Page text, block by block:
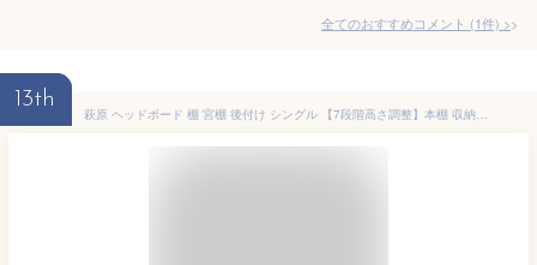
全てのおすすめコメント (1件) >
13th
萩原 ヘッドボード 棚 宮棚 後付け シングル 【7段階高さ調整】本棚 収納 薄型 小さめ 1500W 2口 コンセント 幅 98 奥行 12 高さ 66 ナチュラル WH-7710S-NA